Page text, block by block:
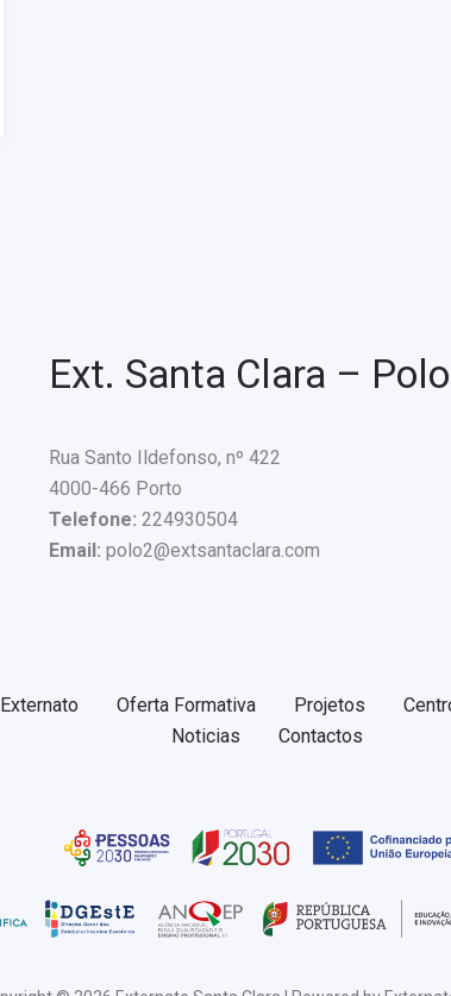
Ext. Santa Clara –
Rua Santo Ildefonso, nº 422
4000-466 Porto
Telefone: 224930504
Email: polo2@extsantaclara.com
Externato Oferta Formativa Projetos
Noticias
Contactos